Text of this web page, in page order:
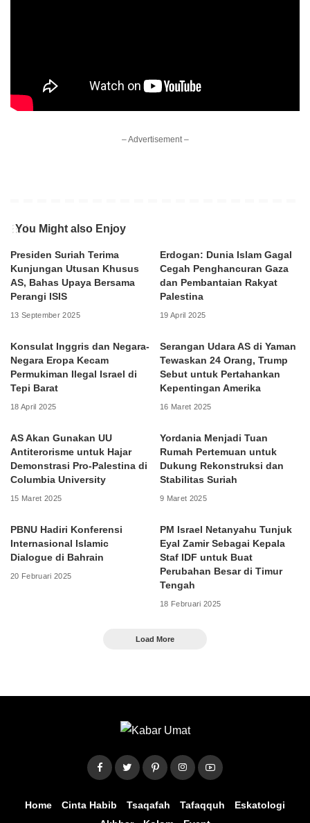
– Advertisement –
You Might also Enjoy
Presiden Suriah Terima
Kunjungan Utusan Khusus
AS, Bahas Upaya Bersama
Perangi ISIS
13 September 2025
Erdogan: Dunia Islam Gagal
Cegah Penghancuran Gaza
dan Pembantaian Rakyat
Palestina
19 April 2025
Konsulat Inggris dan Negara-
Negara Eropa Kecam
Permukiman Ilegal Israel di
Tepi Barat
18 April 2025
Serangan Udara AS di Yaman
Tewaskan 24 Orang, Trump
Sebut untuk Pertahankan
Kepentingan Amerika
16 Maret 2025
AS Akan Gunakan UU
Antiterorisme untuk Hajar
Demonstrasi Pro-Palestina di
Columbia University
15 Maret 2025
Yordania Menjadi Tuan
Rumah Pertemuan untuk
Dukung Rekonstruksi dan
Stabilitas Suriah
9 Maret 2025
PBNU Hadiri Konferensi
Internasional Islamic
Dialogue di Bahrain
20 Februari 2025
PM Israel Netanyahu Tunjuk
Eyal Zamir Sebagai Kepala
Staf IDF untuk Buat
Perubahan Besar di Timur
Tengah
18 Februari 2025
Load More
Home Cinta Habib Tsaqafah Tafaqquh
Eskatologi